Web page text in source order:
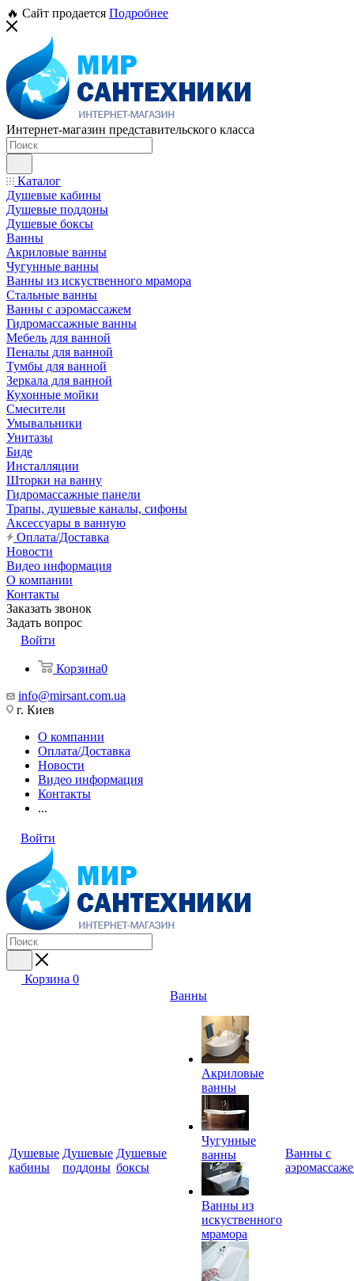
🔥 Сайт продается Подробнее
Интернет-магазин представительского класса
Каталог
Душевые кабины
Душевые поддоны
Душевые боксы
Ванны
Акриловые ванны
Чугунные ванны
Ванны из искуственного мрамора
Стальные ванны
Ванны с аэромассажем
Гидромассажные ванны
Мебель для ванной
Пеналы для ванной
Тумбы для ванной
Зеркала для ванной
Кухонные мойки
Смесители
Умывальники
Унитазы
Биде
Инсталляции
Шторки на ванну
Гидромассажные панели
Трапы, душевые каналы, сифоны
Аксессуары в ванную
Оплата/Доставка
Новости
Видео информация
О компании
Контакты
Заказать звонок
Задать вопрос
Войти
Корзина0
info@mirsant.com.ua
г. Киев
О компании
Оплата/Доставка
Новости
Видео информация
Контакты
...
Войти
Корзина 0
Душевые
кабины
Душевые
поддоны
Душевые
боксы
Ванны
Акриловые
ванны
Чугунные
ванны
Ванны из
искуственного
мрамора
Ванны с